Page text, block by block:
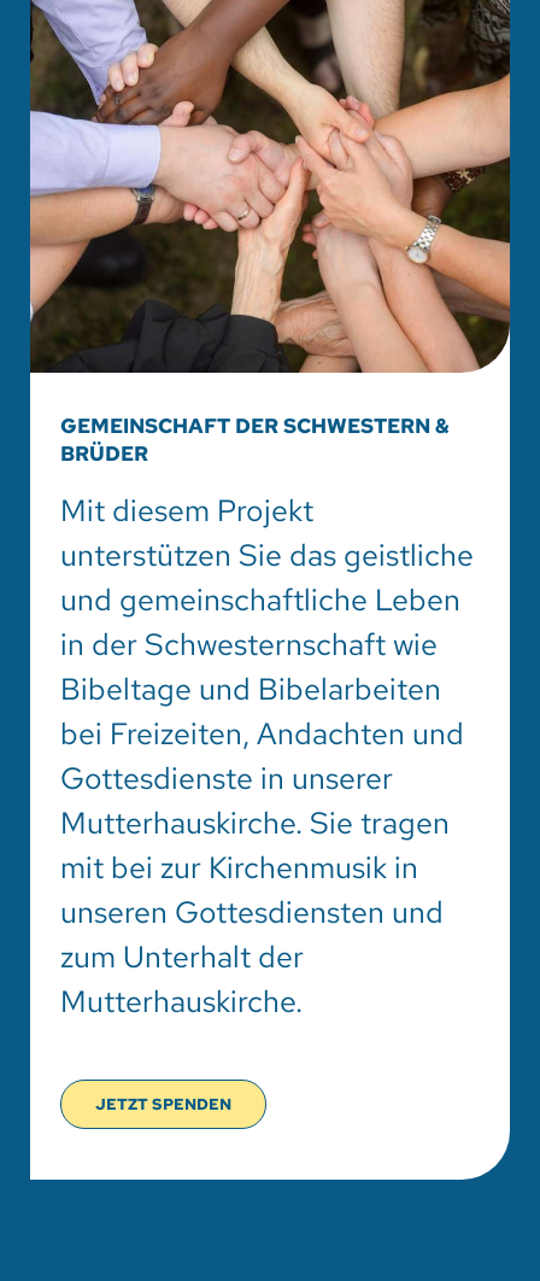
GEMEINSCHAFT DER SCHWESTERN &
BRÜDER
Mit diesem Projekt
unterstützen Sie das geistliche
und gemeinschaftliche Leben
in der Schwesternschaft wie
Bibeltage und Bibelarbeiten
bei Freizeiten, Andachten und
Gottesdienste in unserer
Mutterhauskirche. Sie tragen
mit bei zur Kirchenmusik in
unseren Gottesdiensten und
zum Unterhalt der
Mutterhauskirche.
JETZT SPENDEN